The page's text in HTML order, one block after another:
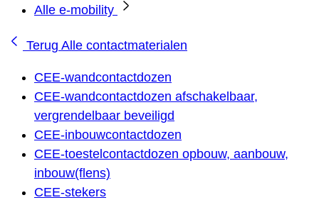
Alle e-mobility
Terug Alle contactmaterialen
CEE-wandcontactdozen
CEE-wandcontactdozen afschakelbaar,
vergrendelbaar beveiligd
CEE-inbouwcontactdozen
CEE-toestelcontactdozen opbouw, aanbouw,
inbouw(flens)
CEE-stekers